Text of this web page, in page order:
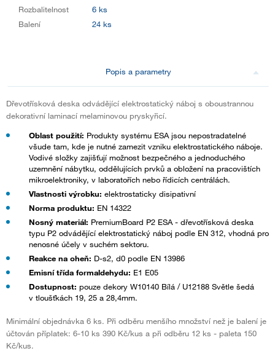
Rozbalitelnost
6 ks
Balení
24 ks
Popis a parametry
Dřevotřísková deska odvádějící elektrostatický náboj s oboustrannou
dekorativní laminací melaminovou pryskyřicí.
Oblast použití: Produkty systému ESA jsou nepostradatelné
všude tam, kde je nutné zamezit vzniku elektrostatického náboje.
Vodivé složky zajišťují možnost bezpečného a jednoduchého
uzemnění nábytku, oddělujících prvků a obložení na pracovištích
mikroelektroniky, v laboratořích nebo řídicích centrálách.
Vlastnosti výrobku: elektrostaticky disipativní
Norma produktu: EN 14322
Nosný materiál: PremiumBoard P2 ESA - dřevotřísková deska
typu P2 odvádějící elektrostatický náboj podle EN 312, vhodná pro
nenosné účely v suchém sektoru.
Reakce na oheň: D-s2, d0 podle EN 13986
Emisní třída formaldehydu: E1 E05
Dostupnost: pouze dekory W10140 Bílá / U12188 Světle šedá
v tloušťkách 19, 25 a 28,4mm.
Minimální objednávka 6 ks. Při odběru menšího množství než je balení je
účtován příplatek: 6-10 ks 390 Kč/kus a při odběru 12 ks - paleta 150
Kč/kus.